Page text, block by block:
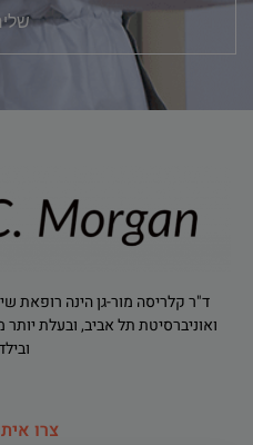
ד"ר קלריסה מור-גן הינה רופאת
צרו